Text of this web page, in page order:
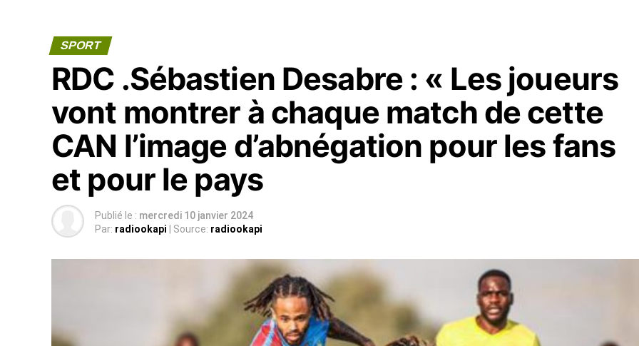
SPORT
RDC .Sébastien Desabre : « Les joueurs
vont montrer à chaque match de cette
CAN l’image d’abnégation pour les fans
et pour le pays
Publié le : mercredi 10 janvier 2024
Par: radiookapi | Source: radiookapi